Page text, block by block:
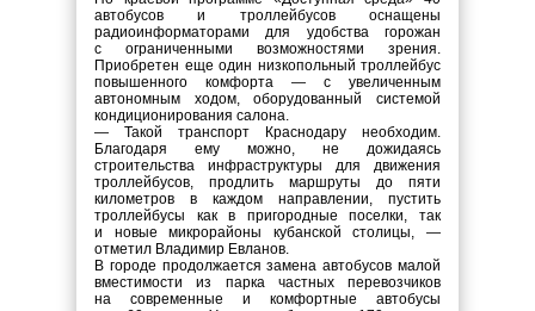
автобусов и троллейбусов оснащены
радиоинформаторами для удобства горожан
с ограниченными возможностями зрения.
Приобретен еще один низкопольный троллейбус
повышенного комфорта — с увеличенным
автономным ходом, оборудованный системой
кондиционирования салона.
— Такой транспорт Краснодару необходим.
Благодаря ему можно, не дожидаясь
строительства инфраструктуры для движения
троллейбусов, продлить маршруты до пяти
километров в каждом направлении, пустить
троллейбусы как в пригородные поселки, так
и новые микрорайоны кубанской столицы, —
отметил Владимир Евланов.
В городе продолжается замена автобусов малой
вместимости из парка частных перевозчиков
на современные и комфортные автобусы